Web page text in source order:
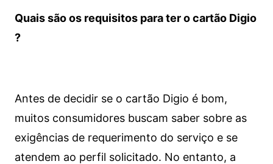
Quais são os requisitos para ter o cartão Digio
?
Antes de decidir se o cartão Digio é bom,
muitos consumidores buscam saber sobre as
exigências de requerimento do serviço e se
atendem ao perfil solicitado. No entanto, a